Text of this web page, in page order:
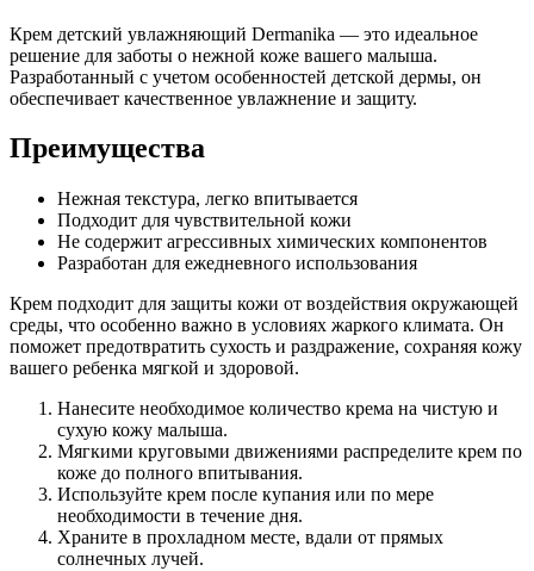
Крем детский увлажняющий Dermanika — это идеальное
решение для заботы о нежной коже вашего малыша.
Разработанный с учетом особенностей детской дермы, он
обеспечивает качественное увлажнение и защиту.
Преимущества
Нежная текстура, легко впитывается
Подходит для чувствительной кожи
Не содержит агрессивных химических компонентов
Разработан для ежедневного использования
Крем подходит для защиты кожи от воздействия окружающей
среды, что особенно важно в условиях жаркого климата. Он
поможет предотвратить сухость и раздражение, сохраняя кожу
вашего ребенка мягкой и здоровой.
Нанесите необходимое количество крема на чистую и
сухую кожу малыша.
Мягкими круговыми движениями распределите крем по
коже до полного впитывания.
Используйте крем после купания или по мере
необходимости в течение дня.
Храните в прохладном месте, вдали от прямых
солнечных лучей.